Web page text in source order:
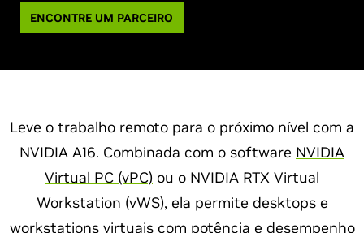
ENCONTRE UM PARCEIRO
Leve o trabalho remoto para o próximo nível com a
NVIDIA A16. Combinada com o software NVIDIA
Virtual PC (vPC) ou o NVIDIA RTX Virtual
Workstation (vWS), ela permite desktops e
workstations virtuais com potência e desempenho